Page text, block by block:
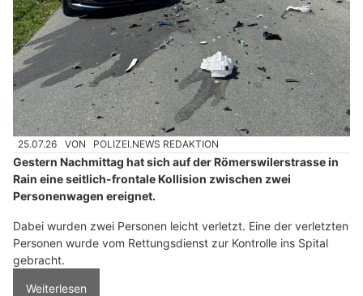
25.07.26 VON POLIZEI.NEWS REDAKTION
Gestern Nachmittag hat sich auf der Römerswilerstrasse in
Rain eine seitlich-frontale Kollision zwischen zwei
Personenwagen ereignet.
Dabei wurden zwei Personen leicht verletzt. Eine der verletzten
Personen wurde vom Rettungsdienst zur Kontrolle ins Spital
gebracht.
Weiterlesen